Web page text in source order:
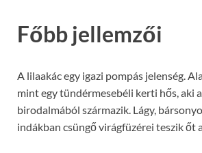
Főbb jellemzői
A lilaakác egy igazi pompás jelenség.
mint egy tündérmesebéli kerti hős, aki
birodalmából származik. Lágy,
indákban csüngő virágfüzérei teszik őt